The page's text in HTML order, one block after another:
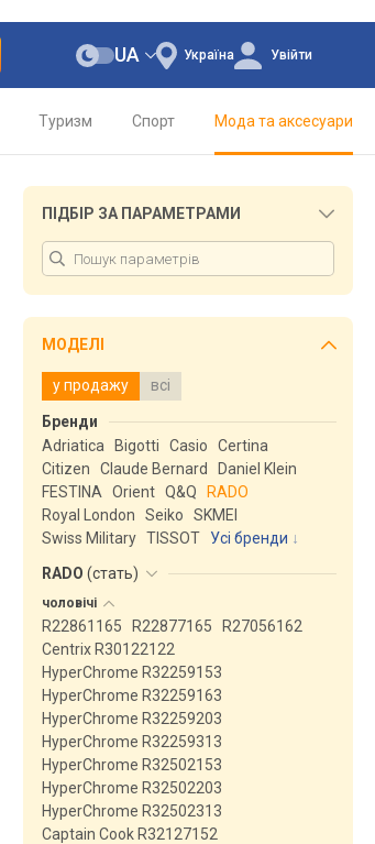
Україна
UA Увійти
Туризм Спорт Мода та аксесуари
ПІДБІР ЗА ПАРАМЕТРАМИ
МОДЕЛІ
у продажу всі
Бренди
Adriatica
Bigotti Casio
Certina
Citizen
Claude Bernard
Daniel Klein
FESTINA
Orient Q&Q
RADO
Royal London
Seiko
SKMEI
Swiss Military TISSOT
Усі бренди
RADO (стать)
чоловічі
R22861165 R22877165
R27056162
Centrix R30122122
HyperChrome R32259153
HyperChrome R32259163
HyperChrome R32259203
HyperChrome R32259313
HyperChrome R32502153
HyperChrome R32502203
HyperChrome R32502313
Captain Cook R32127152